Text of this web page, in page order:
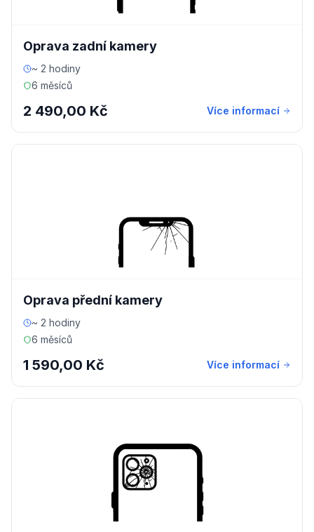
Oprava zadní kamery
~ 2 hodiny
6 měsíců
2 490,00 Kč Více informací
Oprava přední kamery
~ 2 hodiny
6 měsíců
1 590,00 Kč Více informací